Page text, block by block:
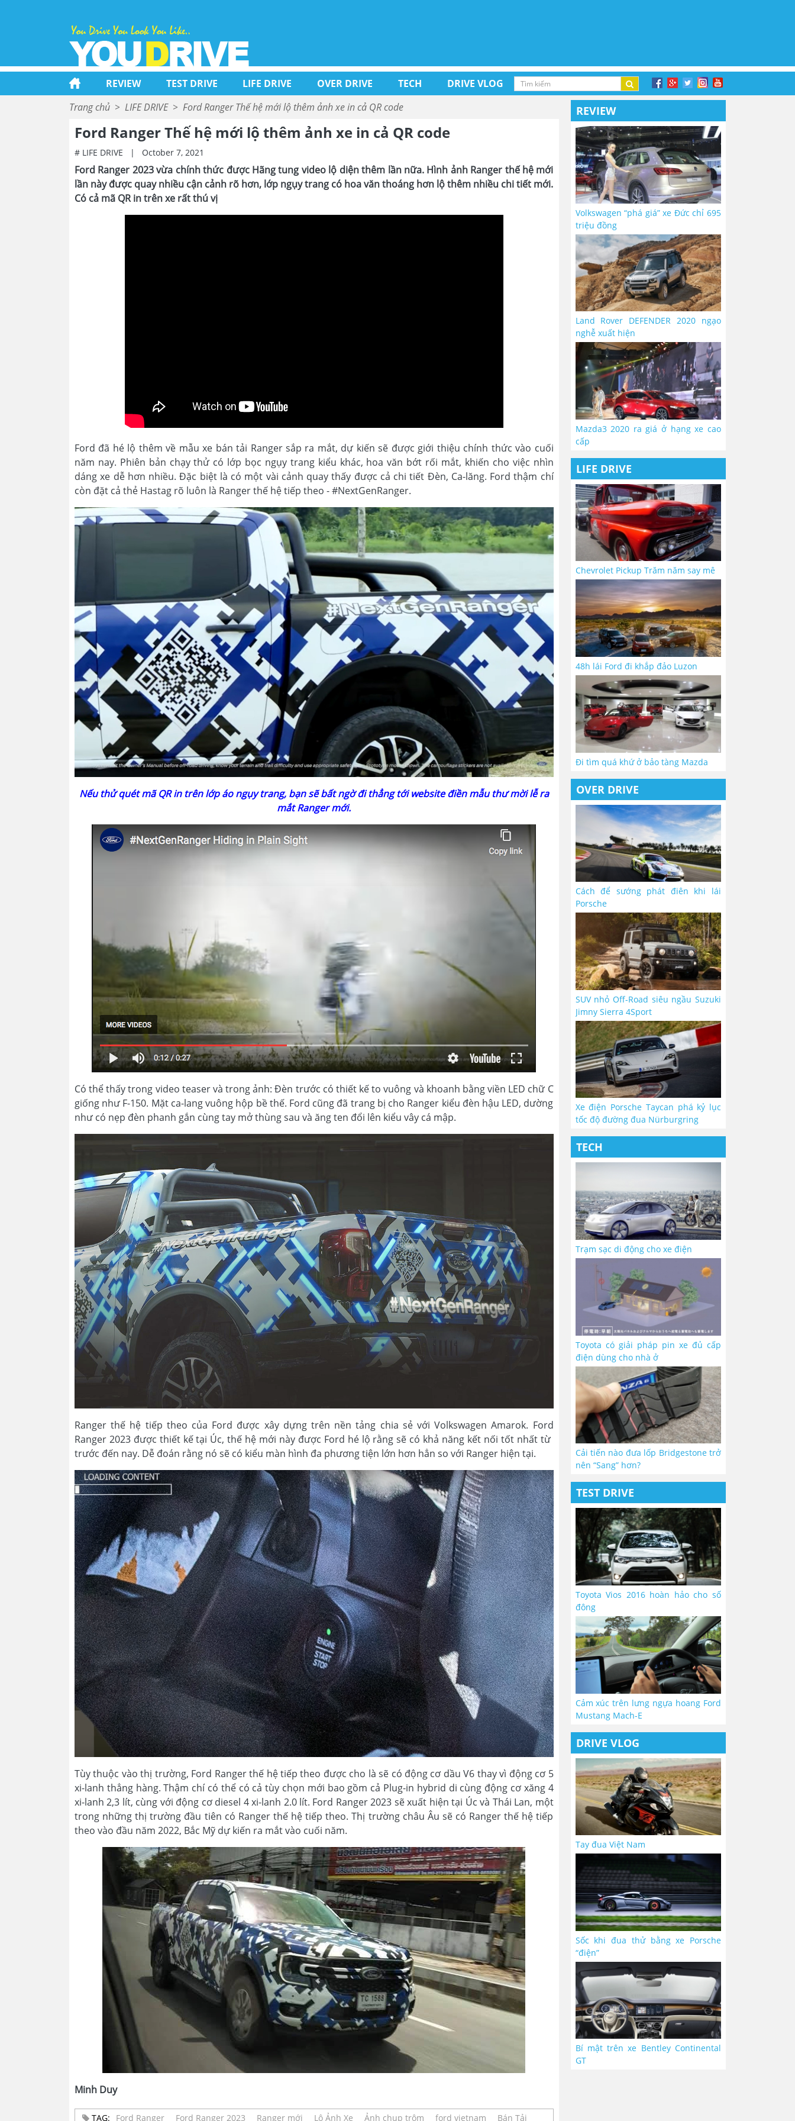
REVIEW TEST DRIVE LIFE DRIVE OVER DRIVE TECH
DRIVE VLOG
Trang chủ > LIFE DRIVE > Ford Ranger Thế hệ mới lộ thêm ảnh xe in cả QR code
Ford Ranger Thế hệ mới lộ thêm ảnh xe in cả QR code
# LIFE DRIVE | October 7, 2021
Ford Ranger 2023 vừa chính thức được Hãng tung video lộ diện thêm lần nữa. Hình ảnh Ranger thế hệ mới
lần này được quay nhiều cận cảnh rõ hơn, lớp ngụy trang có hoa văn thoáng hơn lộ thêm nhiều chi tiết mới.
Có cả mã QR in trên xe rất thú vị
Ford đã hé lộ thêm về mẫu xe bán tải Ranger sắp ra mắt, dự kiến ​​sẽ được giới thiệu chính thức vào cuối
năm nay. Phiên bản chạy thử có lớp bọc ngụy trang kiểu khác, hoa văn bớt rối mắt, khiến cho việc nhìn
dáng xe dễ hơn nhiều. Đặc biệt là có một vài cảnh quay thấy được cả chi tiết Đèn, Ca-lăng. Ford thậm chí
còn đặt cả thẻ Hastag rõ luôn là Ranger thế hệ tiếp theo - #NextGenRanger.
Nếu thử quét mã QR in trên lớp áo ngụy trang, bạn sẽ bất ngờ đi thẳng tới website điền mẫu thư mời lễ ra
mắt Ranger mới.
Có thể thấy trong video teaser và trong ảnh: Đèn trước có thiết kế to vuông và khoanh bằng viền LED chữ C
giống như F-150. Mặt ca-lang vuông hộp bề thế. Ford cũng đã trang bị cho Ranger kiểu đèn hậu LED, dường
như có nẹp đèn phanh gắn cùng tay mở thùng sau và ăng ten đổi lên kiểu vây cá mập.
Ranger thế hệ tiếp theo của Ford được xây dựng trên nền tảng chia sẻ với Volkswagen Amarok. Ford
Ranger 2023 được thiết kế tại Úc, thế hệ mới này được Ford hé lộ rằng sẽ có khả năng kết nối tốt nhất từ ​​
trước đến nay. Dễ đoán rằng nó sẽ có kiểu màn hình đa phương tiện lớn hơn hẳn so với Ranger hiện tại.
Tùy thuộc vào thị trường, Ford Ranger thế hệ tiếp theo được cho là sẽ có động cơ dầu V6 thay vì động cơ 5
xi-lanh thẳng hàng. Thậm chí có thể có cả tùy chọn mới bao gồm cả Plug-in hybrid di cùng động cơ xăng 4
xi-lanh 2,3 lít, cùng với động cơ diesel 4 xi-lanh 2.0 lít. Ford Ranger 2023 sẽ xuất hiện tại Úc và Thái Lan, một
trong những thị trường đầu tiên có Ranger thế hệ tiếp theo. Thị trường châu Âu sẽ có Ranger thế hệ tiếp
theo vào đầu năm 2022, Bắc Mỹ dự kiến ​​ra mắt vào cuối năm.
Minh Duy
TAG: Ford Ranger Ford Ranger 2023 Ranger mới Lộ Ảnh Xe Ảnh chụp trộm ford vietnam Bán Tải
REVIEW
Volkswagen “phá giá” xe Đức chỉ 695
triệu đồng
Land Rover DEFENDER 2020 ngạo
nghễ xuất hiện
Mazda3 2020 ra giá ở hạng xe cao
cấp
LIFE DRIVE
Chevrolet Pickup Trăm năm say mê
48h lái Ford đi khắp đảo Luzon
Đi tìm quá khứ ở bảo tàng Mazda
OVER DRIVE
Cách để sướng phát điên khi lái
Porsche
SUV nhỏ Off-Road siêu ngầu Suzuki
Jimny Sierra 4Sport
Xe điện Porsche Taycan phá kỷ lục
tốc độ đường đua Nürburgring
TECH
Trạm sạc di động cho xe điện
Toyota có giải pháp pin xe đủ cấp
điện dùng cho nhà ở
Cải tiến nào đưa lốp Bridgestone trở
nên “Sang” hơn?
TEST DRIVE
Toyota Vios 2016 hoàn hảo cho số
đông
Cảm xúc trên lưng ngựa hoang Ford
Mustang Mach-E
DRIVE VLOG
Tay đua Việt Nam
Sốc khi đua thử bằng xe Porsche
“điện”
Bí mật trên xe Bentley Continental
GT